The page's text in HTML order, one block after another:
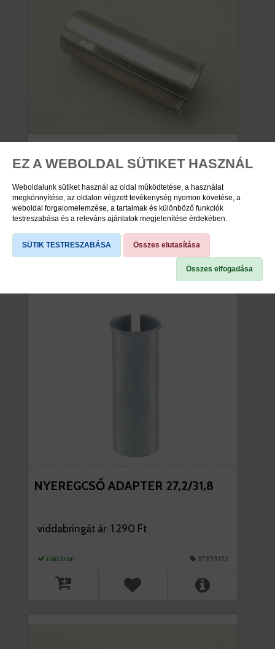
EZ A WEBOLDAL SÜTIKET HASZNÁL
Weboldalunk sütiket használ az oldal működtetése, a használat
megkönnyítése, az oldalon végzett tevékenység nyomon követése, a
weboldal forgalomelemzése, a tartalmak és különböző funkciók
testreszabása és a releváns ajánlatok megjelenítése érdekében.
SÜTIK TESTRESZABÁSA Összes elutasítása
Összes elfogadása
NYEREGCSŐ ADAPTER 27,2/29,2
viddabringát ár: 1.290 Ft
raktáron 37955100
NYEREGCSŐ ADAPTER 27,2/31,8
viddabringát ár: 1.290 Ft
raktáron 37959152